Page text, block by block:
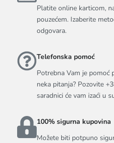
Platite online karticom,
pouzećem. Izaberite
odgovara.
Telefonska pomoć
Potrebna Vam je pomoć
neka pitanja? Pozovite
saradnici će vam izaći u
100% sigurna kupovina
Možete biti potpuno